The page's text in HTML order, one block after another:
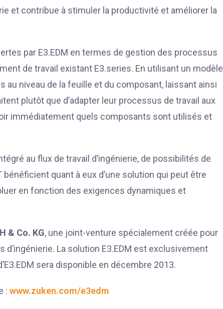
et contribue à stimuler la productivité et améliorer la
par E3.EDM en termes de gestion des processus
de travail existant E3.series. En utilisant un modèle
au niveau de la feuille et du composant, laissant ainsi
plutôt que d’adapter leur processus de travail aux
immédiatement quels composants sont utilisés et
au flux de travail d’ingénierie, de possibilités de
quant à eux d’une solution qui peut être
en fonction des exigences dynamiques et
& Co. KG, une joint-venture spécialement créée pour
La solution E3.EDM est exclusivement
sera disponible en décembre 2013.
: www.zuken.com/e3edm